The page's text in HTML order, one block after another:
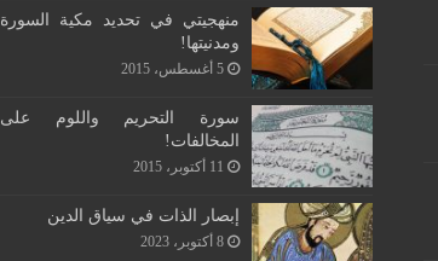
منهجيتي في تحديد مكية السورة
ومدنيتها!
5 أغسطس، 2015
سورة التحريم واللوم على
المخالفات!
11 أكتوبر، 2015
إبصار الذات في سياق الدين
8 أكتوبر، 2023